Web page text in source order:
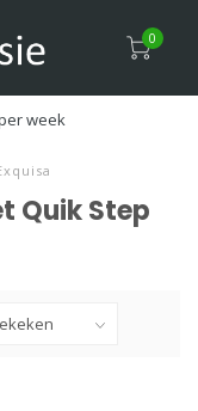
0
week
Quik Step